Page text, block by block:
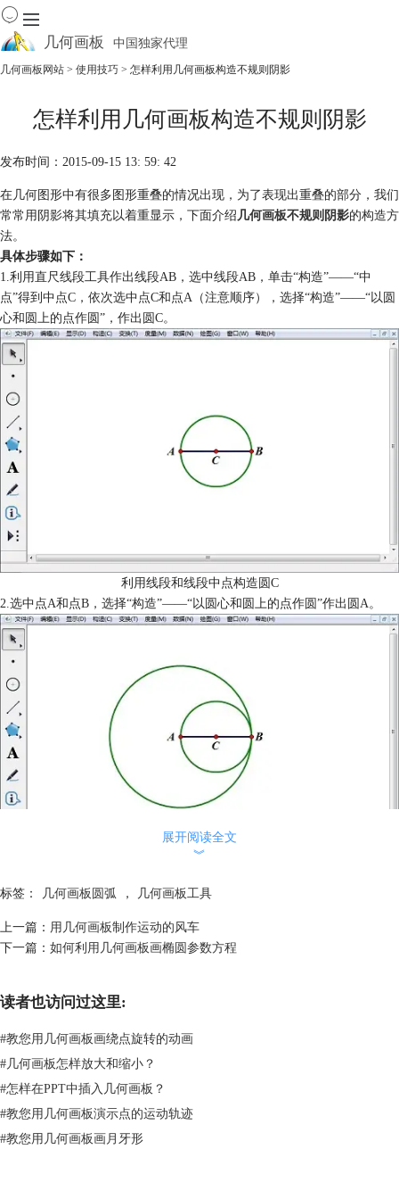
几何画板 中国独家代理
资源中心
软件商城
几何画板网站 > 使用技巧 > 怎样利用几何画板构造不规则阴影
怎样利用几何画板构造不规则阴影
发布时间：2015-09-15 13: 59: 42
在几何图形中有很多图形重叠的情况出现，为了表现出重叠的部分，我们
常常用阴影将其填充以着重显示，下面介绍 几何画板不规则阴影的构造方
法。
具体步骤如下：
1.利用直尺线段工具作出线段AB，选中线段AB，单击“构造”——“中
点”得到中点C，依次选中点C和点A（注意顺序），选择“构造”——“以圆
心和圆上的点作圆”，作出圆C。
利用线段和线段中点构造圆C
2.选中点A和点B，选择“构造”——“以圆心和圆上的点作圆”作出圆A。
3.选中点A和线段AB，选择“构造”——“垂线”，垂线与圆A交于点D，选择
中线段AD，选择“构造”——“中点”得到中点E，选中点E和点A，选择“构
造 ”——“以圆心和圆周上的点作圆”，作出圆E。
展开阅读全文
︾
标签： 几何画板圆弧 ， 几何画板工具
上一篇： 用几何画板制作运动的风车
下一篇： 如何利用几何画板画椭圆参数方程
读者也访问过这里:
#教您用几何画板画绕点旋转的动画
#几何画板怎样放大和缩小？
#怎样在PPT中插入几何画板？
#教您用几何画板演示点的运动轨迹
#教您用几何画板画月牙形